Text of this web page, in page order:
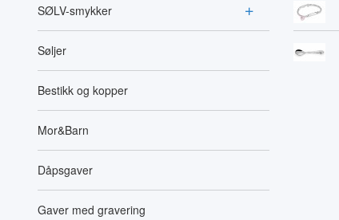
SØLV-smykker
Søljer
Bestikk og kopper
Mor&Barn
Dåpsgaver
Gaver med gravering